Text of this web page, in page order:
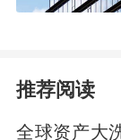
推荐阅读
全球资产大